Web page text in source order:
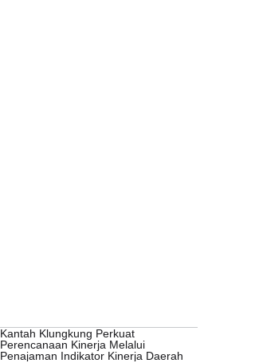
Kantah Klungkung Perkuat
Perencanaan Kinerja Melalui
Penajaman Indikator Kinerja Daerah